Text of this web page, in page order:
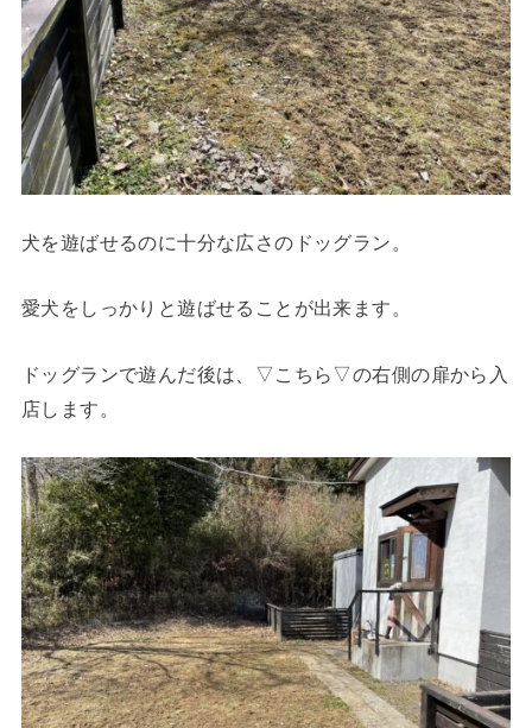
犬を遊ばせるのに十分な広さのドッグラン。
愛犬をしっかりと遊ばせることが出来ます。
ドッグランで遊んだ後は、▽こちら▽の右側の扉から入
店します。